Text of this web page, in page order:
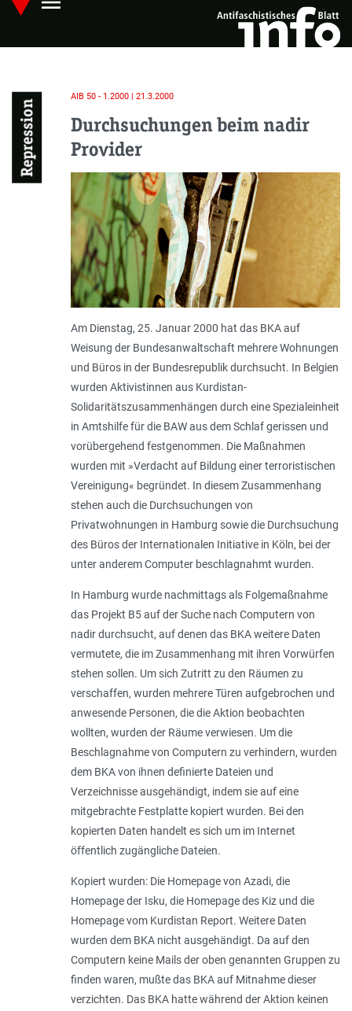
Skip
main
Hauptmenü öffnen
Repression
AIB 50 - 1.2000 | 21.3.2000
Durchsuchungen beim nadir
Provider
Am Dienstag, 25. Januar 2000 hat das BKA auf
Weisung der Bundesanwaltschaft mehrere Wohnungen
und Büros in der Bundesrepublik durchsucht. In Belgien
wurden Aktivistinnen aus Kurdistan-
Solidaritätszusammenhängen durch eine Spezialeinheit
in Amtshilfe für die BAW aus dem Schlaf gerissen und
vorübergehend festgenommen. Die Maßnahmen
wurden mit »Verdacht auf Bildung einer terroristischen
Vereinigung« begründet. In diesem Zusammenhang
stehen auch die Durchsuchungen von
Privatwohnungen in Hamburg sowie die Durchsuchung
des Büros der Internationalen Initiative in Köln, bei der
unter anderem Computer beschlagnahmt wurden.
In Hamburg wurde nachmittags als Folgemaßnahme
das Projekt B5 auf der Suche nach Computern von
nadir durchsucht, auf denen das BKA weitere Daten
vermutete, die im Zusammenhang mit ihren Vorwürfen
stehen sollen. Um sich Zutritt zu den Räumen zu
verschaffen, wurden mehrere Türen aufgebrochen und
anwesende Personen, die die Aktion beobachten
wollten, wurden der Räume verwiesen. Um die
Beschlagnahme von Computern zu verhindern, wurden
dem BKA von ihnen definierte Dateien und
Verzeichnisse ausgehändigt, indem sie auf eine
mitgebrachte Festplatte kopiert wurden. Bei den
kopierten Daten handelt es sich um im Internet
öffentlich zugängliche Dateien.
Kopiert wurden: Die Homepage von Azadi, die
Homepage der Isku, die Homepage des Kiz und die
Homepage vom Kurdistan Report. Weitere Daten
wurden dem BKA nicht ausgehändigt. Da auf den
Computern keine Mails der oben genannten Gruppen zu
finden waren, mußte das BKA auf Mitnahme dieser
verzichten. Das BKA hatte während der Aktion keinen